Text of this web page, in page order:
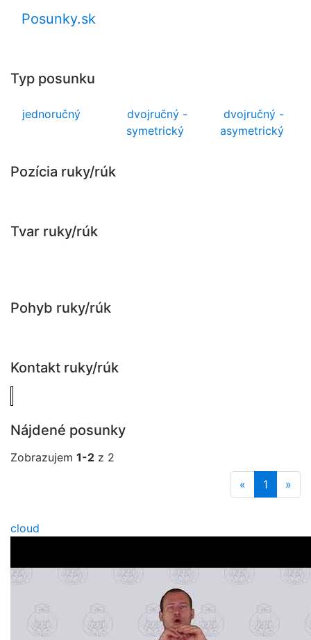
Posunky.sk
Typ posunku
jednoručný
dvojručný -
symetrický
dvojručný -
asymetrický
Pozícia ruky/rúk
Tvar ruky/rúk
Pohyb ruky/rúk
Kontakt ruky/rúk
Nájdené posunky
Zobrazujem 1-2 z 2
«
1 »
cloud